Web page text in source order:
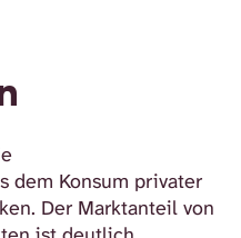
dem Konsum privater
Der Marktanteil von